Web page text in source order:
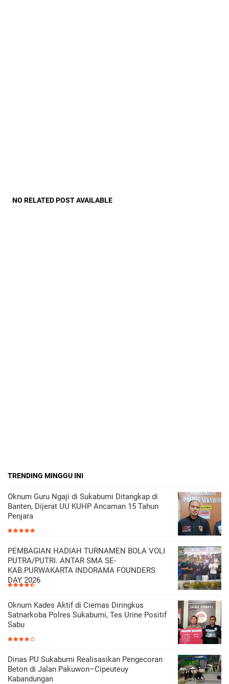
NO RELATED POST AVAILABLE
TRENDING MINGGU INI
Oknum Guru Ngaji di Sukabumi Ditangkap di
Banten, Dijerat UU KUHP Ancaman 15 Tahun
Penjara
PEMBAGIAN HADIAH TURNAMEN BOLA VOLI
PUTRA/PUTRI. ANTAR SMA SE-
KAB.PURWAKARTA INDORAMA FOUNDERS
DAY 2026
Oknum Kades Aktif di Ciemas Diringkus
Satnarkoba Polres Sukabumi, Tes Urine Positif
Sabu
Dinas PU Sukabumi Realisasikan Pengecoran
Beton di Jalan Pakuwon–Cipeuteuy
Kabandungan